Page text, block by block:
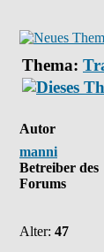
Thema:
Autor
manni
Betreiber des
Forums
Alter: 47